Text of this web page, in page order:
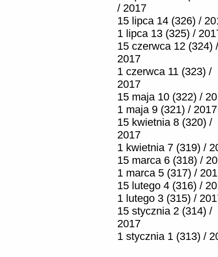
/ 2017
15 lipca 14 (326) /
1 lipca 13 (325) /
15 czerwca 12 (324) /
2017
1 czerwca 11 (323) /
2017
15 maja 10 (322) /
1 maja 9 (321) / 2017
15 kwietnia 8 (320) /
2017
1 kwietnia 7 (319) /
15 marca 6 (318) /
1 marca 5 (317) /
15 lutego 4 (316) /
1 lutego 3 (315) /
15 stycznia 2 (314) /
2017
1 stycznia 1 (313) /